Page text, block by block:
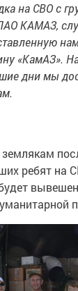
на СВО с
КАМАЗ,
«КамАЗ».
дни мы
ребят на